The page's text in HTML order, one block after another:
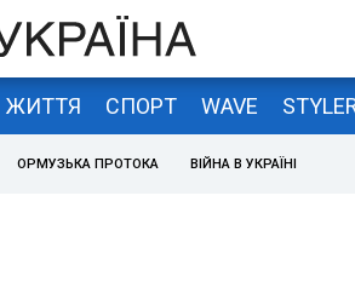
ЖИТТЯ СПОРТ WAVE
ОРМУЗЬКА ПРОТОКА ВІЙНА В УКРАЇНІ